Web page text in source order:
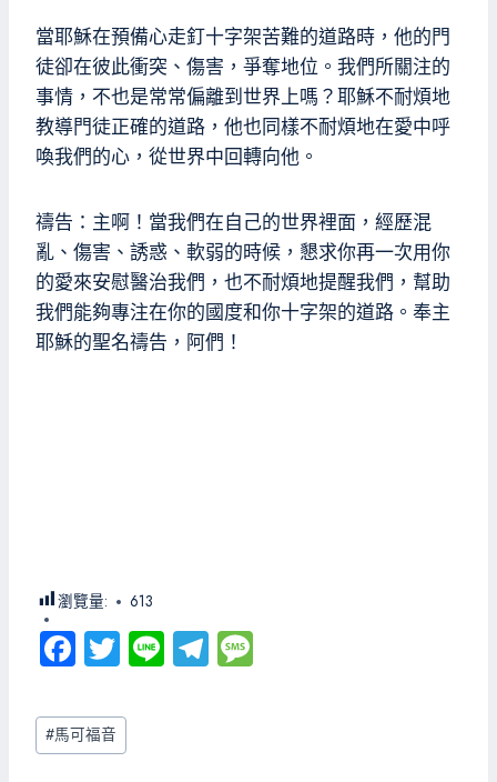
當耶穌在預備心走釘十字架苦難的道路時，他的門
徒卻在彼此衝突、傷害，爭奪地位。我們所關注的
事情，不也是常常偏離到世界上嗎？耶穌不耐煩地
教導門徒正確的道路，他也同樣不耐煩地在愛中呼
喚我們的心，從世界中回轉向他。
禱告：主啊！當我們在自己的世界裡面，經歷混
亂、傷害、誘惑、軟弱的時候，懇求你再一次用你
的愛來安慰醫治我們，也不耐煩地提醒我們，幫助
我們能夠專注在你的國度和你十字架的道路。奉主
耶穌的聖名禱告，阿們！
瀏覽量: 613
Fa
ce
b
o
T
wi
tt
er
Li
ne
Te
le
Post
Tags:
#馬可福音